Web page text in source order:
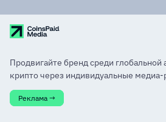
Продвигайте бренд среди глобальной
крипто через индивидуальные
Реклама →